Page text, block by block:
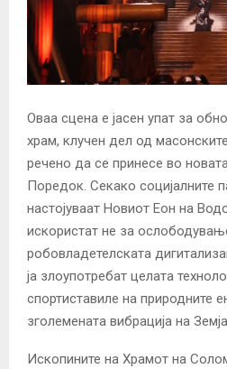
Оваа сцена е јасен упат за
храм, клучен дел од
речено да се принесе во
Поредок. Секако социјалните
настојуваат Новиот Еон на
искористат не за
робовладетелската
ја злоупотребат целата
спортиставиле на природните
зголемената вибрација на
Ископините на Храмот на